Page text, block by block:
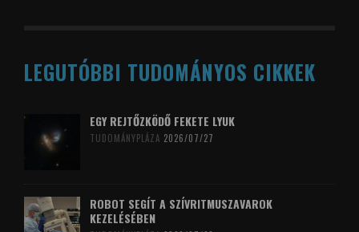
LEGUTÓBBI TUDOMÁNYOS CIKKEK
EGY REJTŐZKÖDŐ FEKETE LYUK
TUDOMÁNYPLÁZA 2026/07/27
ROBOT SEGÍT A SZÍVRITMUSZAVAROK
KEZELÉSÉBEN